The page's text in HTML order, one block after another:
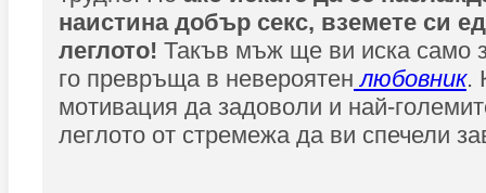
наистина добър секс, вземете си
леглото! Такъв мъж ще ви иска само
го превръща в невероятен любовник.
мотивация да задоволи и най-
леглото от стремежа да ви спечели